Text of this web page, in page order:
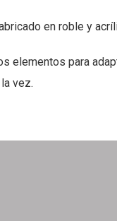
en roble y
elementos para
vez.